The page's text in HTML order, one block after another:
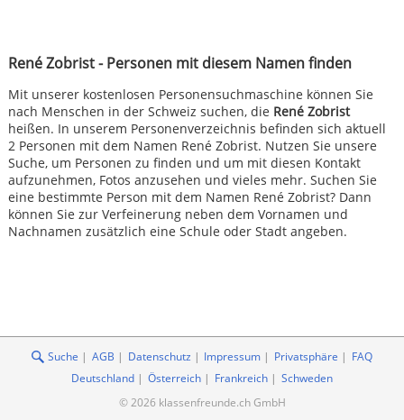
René Zobrist - Personen mit diesem Namen finden
Mit unserer kostenlosen Personensuchmaschine können Sie
nach Menschen in der Schweiz suchen, die René Zobrist
heißen. In unserem Personenverzeichnis befinden sich aktuell
2 Personen mit dem Namen René Zobrist. Nutzen Sie unsere
Suche, um Personen zu finden und um mit diesen Kontakt
aufzunehmen, Fotos anzusehen und vieles mehr. Suchen Sie
eine bestimmte Person mit dem Namen René Zobrist? Dann
können Sie zur Verfeinerung neben dem Vornamen und
Nachnamen zusätzlich eine Schule oder Stadt angeben.
Suche AGB Datenschutz Impressum Privatsphäre
FAQ
Deutschland
Österreich Frankreich
Schweden
© 2026 klassenfreunde.ch GmbH